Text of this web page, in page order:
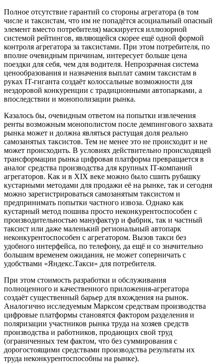
Полное отсутствие гарантий со стороны агрегатора (в том
числе и таксистам, что им не попадётся асоциальный опасный
элемент вместо потребителя) маскируется иллюзорной
системой рейтингов, являющейся скорее ещё одной формой
контроля агрегатора за таксистами. При этом потребителя, по
вполне очевидным причинам, интересует больше цена
поездки для себя, чем для водителя. Непрозрачная система
ценообразования и назначения выплат самим таксистам в
руках IT-гиганта создаёт колоссальные возможности для
нездоровой конкуренции с традиционными автопарками, а
впоследствии и монополизации рынка.
Казалось бы, очевидным ответом на попытки извлечения
ренты возможным монополистом после демпингового захвата
рынка может и должна являться растущая доля реально
самозанятых таксистов. Тем не менее это не происходит и не
может происходить. В условиях действительно происходящей
трансформации рынка цифровая платформа превращается в
аналог средства производства для крупных IT-компаний
агрегаторов. Как и в XIX веке можно было сшить рубашку
кустарными методами для продажи её на рынке, так и сегодня
можно зарегистрироваться самозанятым таксистом и
предпринимать попытки частного извоза. Однако как
кустарный метод пошива просто неконкурентоспособен с
производительностью мануфактур и фабрик, так и частный
таксист или даже маленький региональный автопарк
неконкурентоспособен с агрегатором. Вызов такси без
удобного интерфейса, по телефону, да ещё и со значительно
большим временем ожидания, не может соперничать с
удобствами «Яндекс.Такси» для потребителя.
При этом стоимость разработки и обслуживания
полноценного и качественного приложения-агрегатора
создаёт существенный барьер для вхождения на рынок.
Аналогично исследуемым Марксом средствам производства
цифровые платформы становятся фактором разделения и
поляризации участников рынка труда на хозяев средств
производства и работников, продающих свой труд
(ограниченных тем фактом, что без суммирования с
дорогостоящими средствами производства результаты их
труда неконкурентоспособны на рынке).